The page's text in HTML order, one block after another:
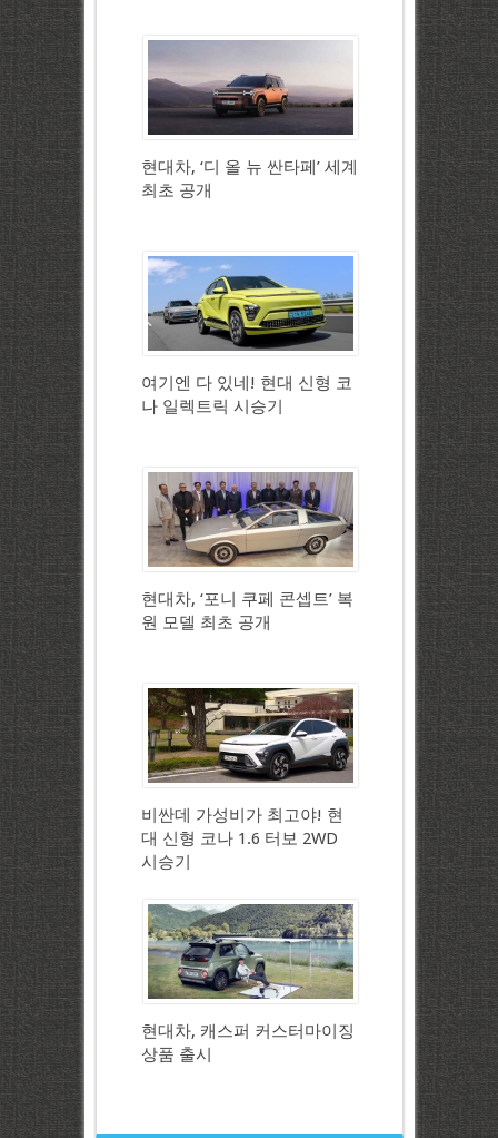
현대차, ‘디 올 뉴 싼타페’ 세계
최초 공개
여기엔 다 있네! 현대 신형 코
나 일렉트릭 시승기
현대차, ‘포니 쿠페 콘셉트’ 복
원 모델 최초 공개
비싼데 가성비가 최고야! 현
대 신형 코나 1.6 터보 2WD
시승기
현대차, 캐스퍼 커스터마이징
상품 출시